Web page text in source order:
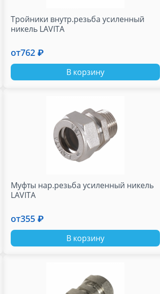
Тройники внутр.резьба усиленный
никель LAVITA
от762 ₽
В корзину
Муфты нар.резьба усиленный никель
LAVITA
от355 ₽
В корзину